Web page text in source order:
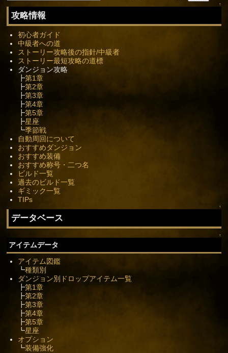
↑
攻略情報
初心者ガイド
中級者への道
ストーリー攻略後の指針/中級者
ストーリー最短攻略の道標
ダンジョン攻略
┣第1章
┣第2章
┣第3章
┣第4章
┣第5章
┣星座
┗季節戦
自動周回について
おすすめダンジョン
おすすめ装備
おすすめ称号・二つ名
ビルド一覧
過去のビルド一覧
ギミック一覧
TIPs
↑
データベース
↑
アイテムデータ
アイテム図鑑
┗種類別
ダンジョン別ドロップアイテム一覧
┣第1章
┣第2章
┣第3章
┣第4章
┣第5章
┗星座
オプション
┗装備強化